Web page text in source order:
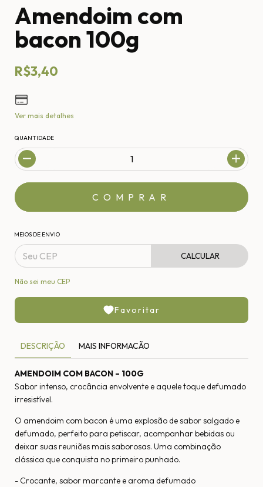
Amendoim com
bacon 100g
R$3,40
Ver mais detalhes
QUANTIDADE
MEIOS DE ENVIO
CALCULAR
Não sei meu CEP
Favoritar
DESCRIÇÃO MAIS INFORMACÃO
AMENDOIM COM BACON – 100G
Sabor intenso, crocância envolvente e aquele toque defumado
irresistível.
O amendoim com bacon é uma explosão de sabor salgado e
defumado, perfeito para petiscar, acompanhar bebidas ou
deixar suas reuniões mais saborosas. Uma combinação
clássica que conquista no primeiro punhado.
- Crocante, sabor marcante e aroma defumado